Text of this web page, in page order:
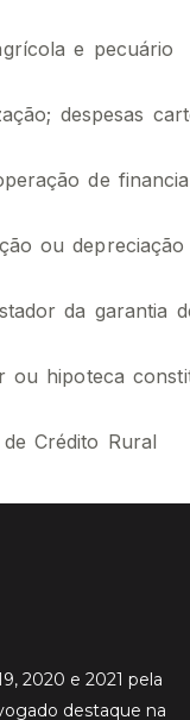
e pecuário
despesas
de
ou
da
ou hipoteca
Crédito Rural
2020 e 2021 pela
destaque na